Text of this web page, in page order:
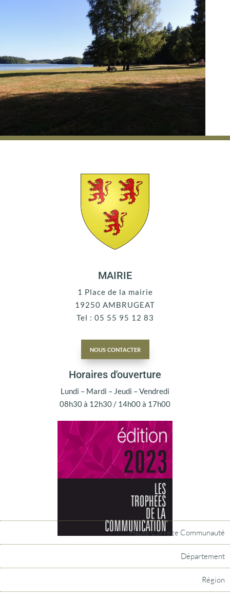
MAIRIE
1 Place de la mairie
19250 AMBRUGEAT
Tel : 05 55 95 12 83
nous contacter
Horaires d'ouverture
Lundi – Mardi – Jeudi – Vendredi
08h30 à 12h30 / 14h00 à 17h00
Haute Corrèze Communauté
Département
Région